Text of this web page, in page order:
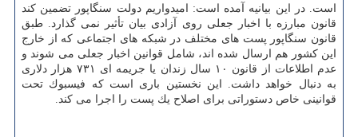
است. در این بیانیه آمده است: امیدواریم دولت سنگاپور تضمین كند
قانون مبارزه با اخبار جعلی روی آزادی بیان تأثیر نمی گذارد. طبق
قانون سنگاپور پست های مختلف در شبكه های اجتماعی كه از خارج
این كشور هم ارسال شده اند، شامل قوانین اخبار جعلی می شوند و
عدم اطلاعات از قانون ۱۰ سال زندان یا جریمه ای ۷۳۱ هزار دلاری
به دنبال خواهد داشت. این نخستین باری است كه فیسبوك تحت
قوانینی خاص دستوراتی برای اصلاح یك پست را اجرا می كند.